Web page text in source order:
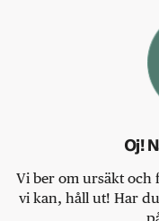
Oj!
Vi ber om ursäkt och
vi kan, håll ut! Har